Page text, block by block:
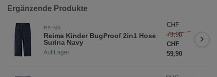
Ergänzende Produkte
REIMA
Reima Kinder BugProof 2in1 Hose
Surina Navy
Auf Lager
CHF
79,90
CHF
59,90